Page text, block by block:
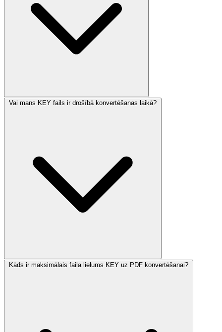
Vai mans KEY fails ir drošībā konvertēšanas laikā?
Kāds ir maksimālais faila lielums KEY uz PDF konvertēšanai?